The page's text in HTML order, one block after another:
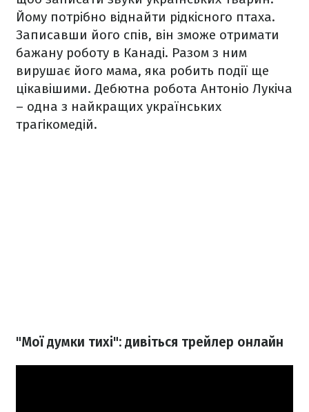
Йому потрібно віднайти рідкісного птаха.
Записавши його спів, він зможе отримати
бажану роботу в Канаді. Разом з ним
вирушає його мама, яка робить події ще
цікавішими. Дебютна робота Антоніо Лукіча
– одна з найкращих українських
трагікомедій.
"Мої думки тихі": дивіться трейлер онлайн